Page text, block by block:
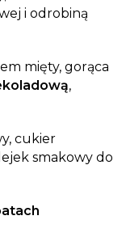
i odrobiną
mięty, gorąca
,
cukier
smakowy do